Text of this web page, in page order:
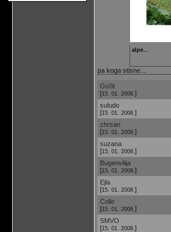
alpe...
pa koga stisne...
GoSt
[15. 01. 2008. ]
suludo
[15. 01. 2008. ]
zhrsan
[15. 01. 2008. ]
suzana
[15. 01. 2008. ]
Bugenvilija
[15. 01. 2008. ]
Ejla
[15. 01. 2008. ]
Colle
[15. 01. 2008. ]
SMVO
[15. 01. 2008. ]